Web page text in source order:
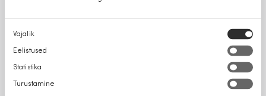
Nõusoleku
valik
Vajalik
Eelistused
Statistika
Turustamine